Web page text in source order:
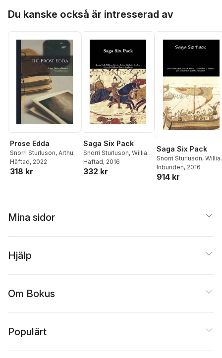
Du kanske också är intresserad av
Prose Edda
Snorri Sturluson, Arthur
Gilchrist Brodeur
Häftad, 2022
318 kr
Saga Six Pack
Snorri Sturluson, William
Morris, Jennie Hall
Lesslie Hall
Häftad, 2016
332 kr
Saga Six Pack
Snorri Sturluson,
Morris,Jennie Hall
Lesslie Hall
Inbunden, 2016
914 kr
Mina sidor
Hjälp
Om Bokus
Populärt